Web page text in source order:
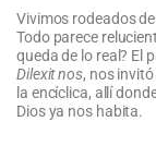
Vivimos rodeados
Todo parece
queda de lo real? El
Dilexit nos, nos
la encíclica, allí
Dios ya nos habita.